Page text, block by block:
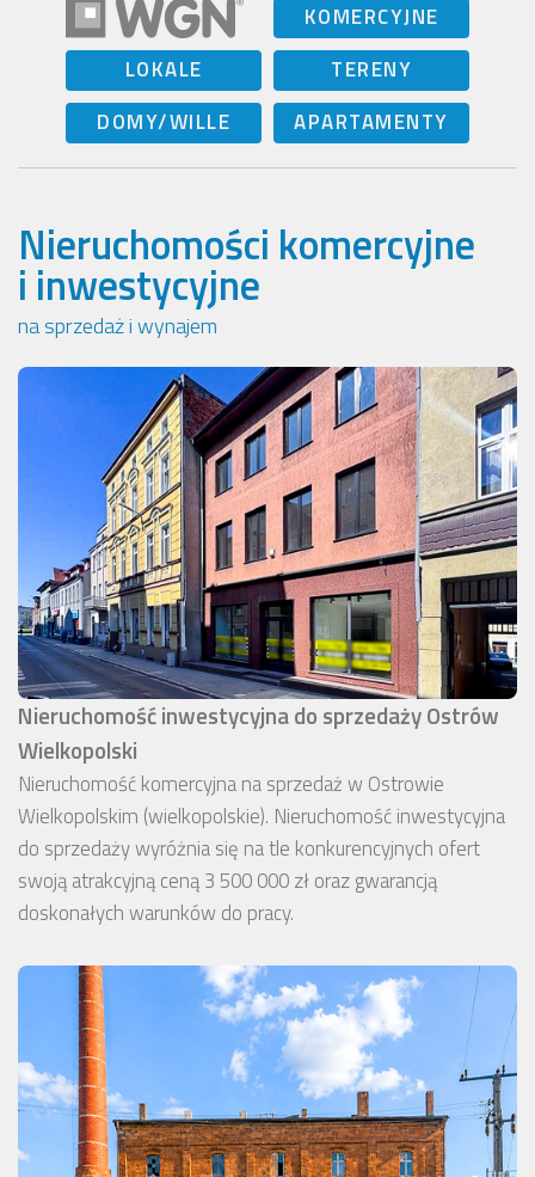
KOMERCYJNE
LOKALE
TERENY
DOMY/WILLE
APARTAMENTY
Nieruchomości komercyjne
i inwestycyjne
na sprzedaż i wynajem
Nieruchomość inwestycyjna do sprzedaży Ostrów
Wielkopolski
Nieruchomość komercyjna na sprzedaż w Ostrowie
Wielkopolskim (wielkopolskie). Nieruchomość inwestycyjna
do sprzedaży wyróżnia się na tle konkurencyjnych ofert
swoją atrakcyjną ceną 3 500 000 zł oraz gwarancją
doskonałych warunków do pracy.